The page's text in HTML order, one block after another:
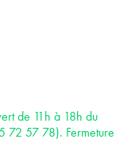
de 11h à 18h du
72 57 78). Fermeture